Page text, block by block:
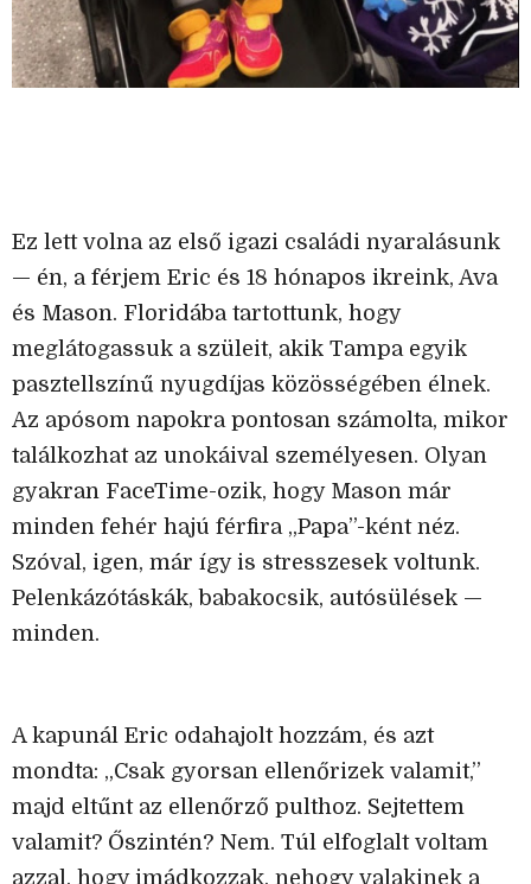
Ez lett volna az első igazi családi nyaralásunk
— én, a férjem Eric és 18 hónapos ikreink, Ava
és Mason. Floridába tartottunk, hogy
meglátogassuk a szüleit, akik Tampa egyik
pasztellszínű nyugdíjas közösségében élnek.
Az apósom napokra pontosan számolta, mikor
találkozhat az unokáival személyesen. Olyan
gyakran FaceTime-ozik, hogy Mason már
minden fehér hajú férfira „Papa”-ként néz.
Szóval, igen, már így is stresszesek voltunk.
Pelenkázótáskák, babakocsik, autósülések —
minden.
A kapunál Eric odahajolt hozzám, és azt
mondta: „Csak gyorsan ellenőrizek valamit,”
majd eltűnt az ellenőrző pulthoz. Sejtettem
valamit? Őszintén? Nem. Túl elfoglalt voltam
azzal, hogy imádkozzak, nehogy valakinek a